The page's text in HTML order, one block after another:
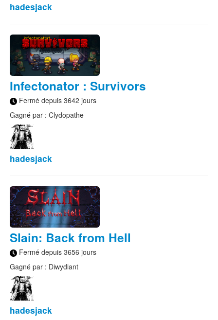
hadesjack
Infectonator : Survivors
Fermé depuis 3642 jours
Gagné par : Clydopathe
hadesjack
Slain: Back from Hell
Fermé depuis 3656 jours
Gagné par : Diwydiant
hadesjack